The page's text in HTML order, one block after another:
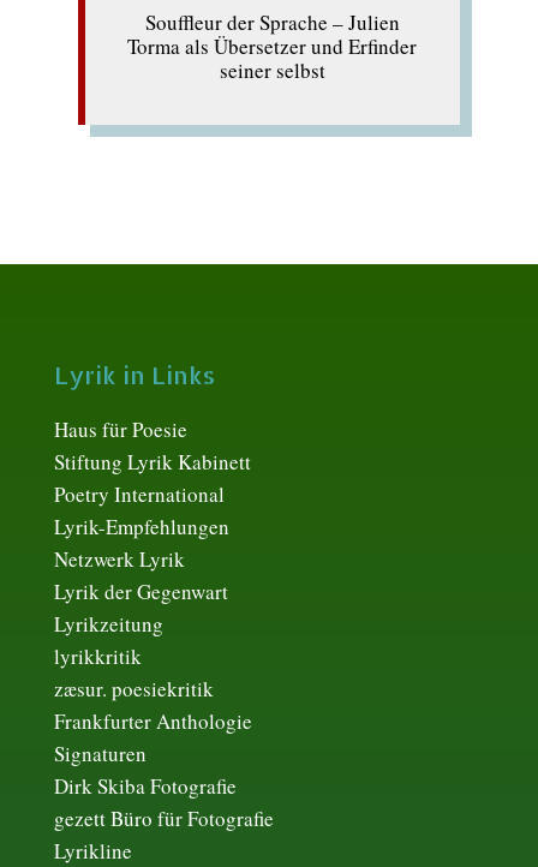
Souffleur der Sprache – Julien
Torma als Übersetzer und Erfinder
seiner selbst
Lyrik in Links
Haus für Poesie
Stiftung Lyrik Kabinett
Poetry International
Lyrik-Empfehlungen
Netzwerk Lyrik
Lyrik der Gegenwart
Lyrikzeitung
lyrikkritik
zæsur. poesiekritik
Frankfurter Anthologie
Signaturen
Dirk Skiba Fotografie
gezett Büro für Fotografie
Lyrikline